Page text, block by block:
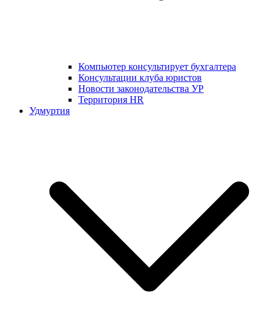
Компьютер консультирует бухгалтера
Консультации клуба юристов
Новости законодательства УР
Территория HR
Удмуртия